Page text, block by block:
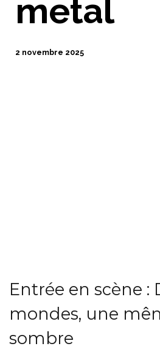
metal
2 novembre 2025
Entrée en scène :
mondes, une
sombre